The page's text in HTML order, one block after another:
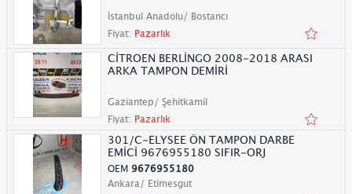
İstanbul Anadolu/ Bostancı
Fiyat: Pazarlık
CİTROEN BERLİNGO 2008-2018 ARASI
ARKA TAMPON DEMİRİ
Gaziantep/ Şehitkamil
Fiyat: Pazarlık
301/C-ELYSEE ÖN TAMPON DARBE
EMİCİ 9676955180 SIFIR-ORJ
OEM 9676955180
Ankara/ Etimesgut